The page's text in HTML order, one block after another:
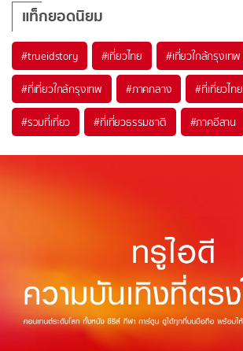
แท็กยอดนิยม
#trueidstory #เที่ยวไทย #เที่ยวใกล้กรุงเทพ
#ที่เที่ยวใกล้กรุงเทพ #ภาคกลาง #ที่เที่ยวไทย
#รวมที่เที่ยว #ที่เที่ยวธรรมชาติ #ภาคอีสาน